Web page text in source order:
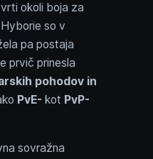
okoli boja za
so v
pa postaja
prvič prinesla
pohodov in
PvE- kot PvP-
sovražna